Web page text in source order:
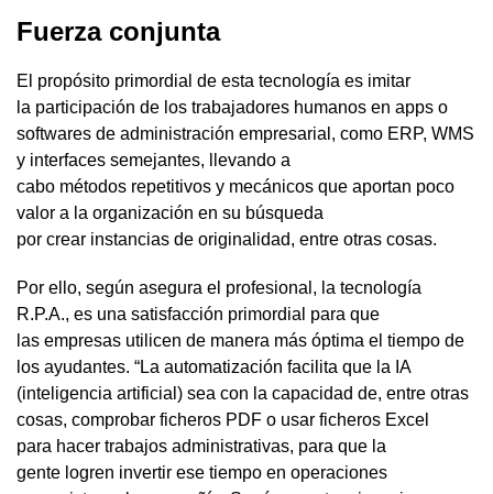
Fuerza conjunta
El propósito primordial de esta tecnología es imitar
la participación de los trabajadores humanos en apps o
softwares de administración empresarial, como ERP, WMS
y interfaces semejantes, llevando a
cabo métodos repetitivos y mecánicos que aportan poco
valor a la organización en su búsqueda
por crear instancias de originalidad, entre otras cosas.
Por ello, según asegura el profesional, la tecnología
R.P.A., es una satisfacción primordial para que
las empresas utilicen de manera más óptima el tiempo de
los ayudantes. “La automatización facilita que la IA
(inteligencia artificial) sea con la capacidad de, entre otras
cosas, comprobar ficheros PDF o usar ficheros Excel
para hacer trabajos administrativas, para que la
gente logren invertir ese tiempo en operaciones